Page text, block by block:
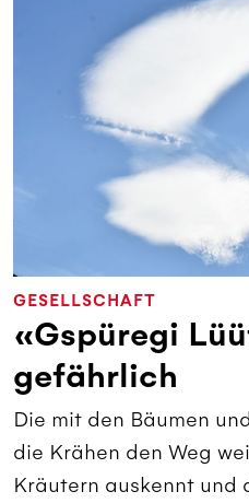
GESELLSCHAFT
«Gspüregi
gefährlich
Die mit den Bäumen
die Krähen den Weg
Kräutern auskennt und